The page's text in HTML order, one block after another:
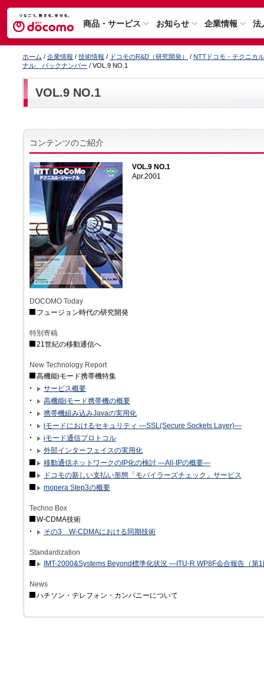
商品・サービス お知らせ 企業情報 法
ホーム / 企業情報 / 技術情報 / ドコモのR&D（研究開発） / NTTドコモ・テクニカ
ナル バックナンバー / VOL.9 NO.1
VOL.9 NO.1
コンテンツのご紹介
VOL.9 NO.1
Apr.2001
DOCOMO Today
フュージョン時代の研究開発
特別寄稿
21世紀の移動通信へ
New Technology Report
高機能iモード携帯機特集
サービス概要
高機能iモード携帯機の概要
携帯機組み込みJavaの実用化
iモードにおけるセキュリティ —SSL(Secure Sockets Layer)—
iモード通信プロトコル
外部インターフェイスの実用化
移動通信ネットワークのIP化の検討 —All-IPの概要—
ドコモの新しい支払い形態「モバイラーズチェック」サービス
mopera Step3の概要
Techno Box
W-CDMA技術
その3 W-CDMAにおける同期技術
Standardization
IMT-2000&Systems Beyond標準化状況 —ITU-R WP8F会合報告（第
News
ハチソン・テレフォン・カンパニーについて